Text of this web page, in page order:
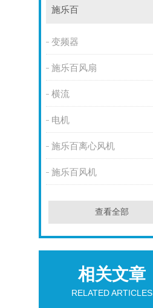
施乐百
变频器
施乐百风扇
横流
电机
施乐百离心风机
施乐百风机
查看全部
相关文章
RELATED ARTICLES